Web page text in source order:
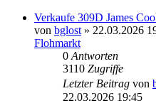
Verkaufe 309D James
von bglost » 22.03.2026
Flohmarkt
0 Antworten
3110 Zugriffe
Letzter Beitrag von
22.03.2026 19:45